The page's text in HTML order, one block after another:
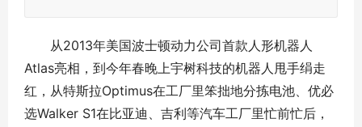
从2013年美国波士顿动力公司首款人形机器人
Atlas亮相，到今年春晚上宇树科技的机器人甩手绢走
红，从特斯拉Optimus在工厂里笨拙地分拣电池、优必
选Walker S1在比亚迪、吉利等汽车工厂里忙前忙后，